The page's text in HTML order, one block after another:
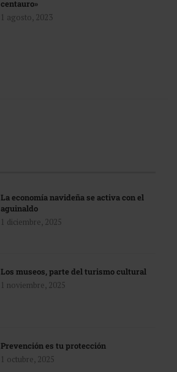
centauro»
1 agosto, 2023
La economía navideña se activa con el
aguinaldo
1 diciembre, 2025
Los museos, parte del turismo cultural
1 noviembre, 2025
Prevención es tu protección
1 octubre, 2025